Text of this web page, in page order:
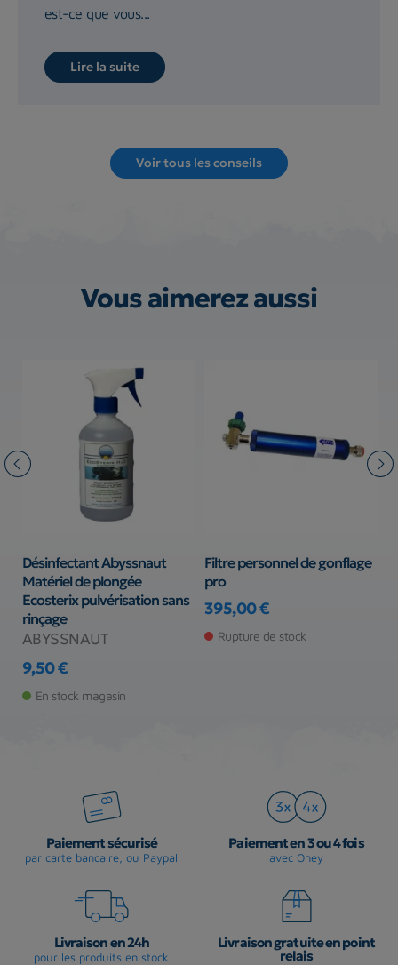
est-ce que vous...
Lire la suite
Voir tous les conseils
Vous aimerez aussi
Désinfectant Abyssnaut
Matériel de plongée
Ecosterix pulvérisation sans
rinçage
ABYSSNAUT
Prix
9,50 €
En stock magasin
Filtre personnel de gonflage
pro
Prix
395,00 €
Rupture de stock
Paiement sécurisé
par carte bancaire, ou Paypal
Paiement en 3 ou 4 fois
avec Oney
Livraison en 24h
pour les produits en stock
Livraison gratuite en point
relais